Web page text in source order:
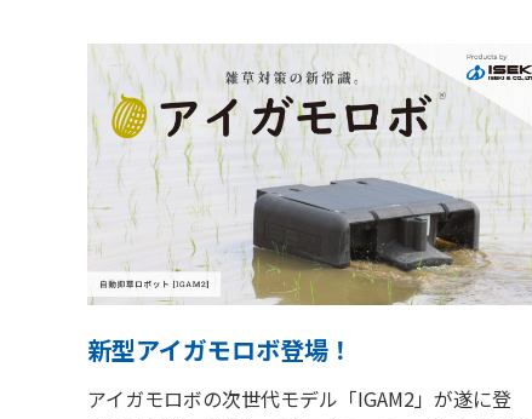
新型アイガモロボ登場！
アイガモロボの次世代モデル「IGAM2」が遂に登